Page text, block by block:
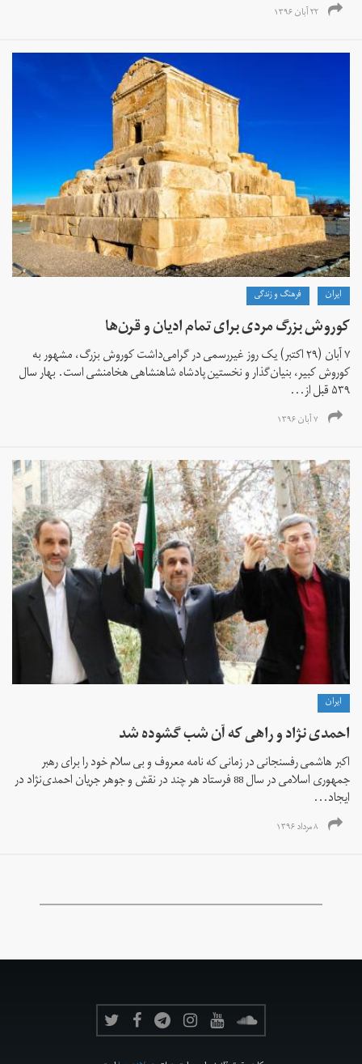
۲۲ آبان ۱۳۹۶
ايران فرهنگ و زندگی
کوروش بزرگ مردی برای تمام ادیان و قرن‌ها
۷ آبان (۲۹ اکتبر) یک روز غیررسمی در گرامی‌داشت کوروش بزرگ، مشهور به
کوروش کبیر، بنیان‌گذار و نخستین پادشاه شاهنشاهی هخامنشی است. بهار سال
۵۳۹ قبل از...
۷ آبان ۱۳۹۶
ايران
احمدی نژاد و راهی که آن شب گشوده شد
اکبر هاشمی رفسنجانی در زمانی که نامه معروف و بی سلام خود را برای رهبر
جمهوری اسلامی در سال 88 فرستاد هر چند در نقش و جوهر جریان احمدی‌نژاد در
ایجاد...
۸ مرداد ۱۳۹۶